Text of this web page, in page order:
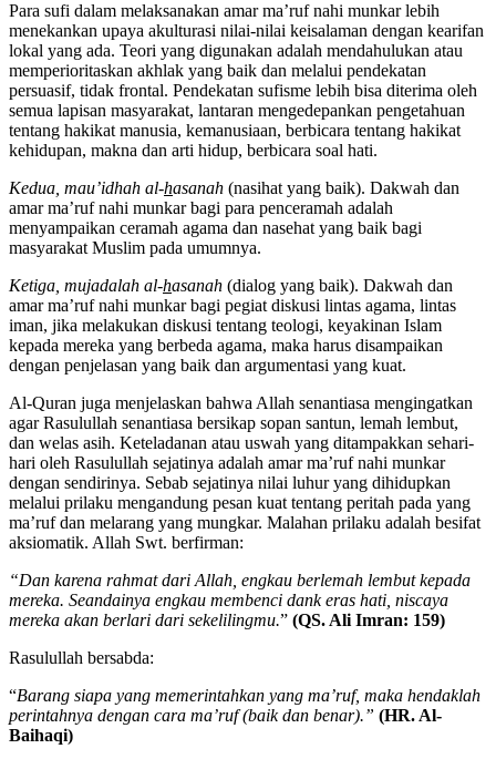
Para sufi dalam melaksanakan amar ma’ruf nahi munkar lebih
menekankan upaya akulturasi nilai-nilai keisalaman dengan kearifan
lokal yang ada. Teori yang digunakan adalah mendahulukan atau
memperioritaskan akhlak yang baik dan melalui pendekatan
persuasif, tidak frontal. Pendekatan sufisme lebih bisa diterima oleh
semua lapisan masyarakat, lantaran mengedepankan pengetahuan
tentang hakikat manusia, kemanusiaan, berbicara tentang hakikat
kehidupan, makna dan arti hidup, berbicara soal hati.
Kedua, mau’idhah al-hasanah (nasihat yang baik). Dakwah dan
amar ma’ruf nahi munkar bagi para penceramah adalah
menyampaikan ceramah agama dan nasehat yang baik bagi
masyarakat Muslim pada umumnya.
Ketiga, mujadalah al-hasanah (dialog yang baik). Dakwah dan
amar ma’ruf nahi munkar bagi pegiat diskusi lintas agama, lintas
iman, jika melakukan diskusi tentang teologi, keyakinan Islam
kepada mereka yang berbeda agama, maka harus disampaikan
dengan penjelasan yang baik dan argumentasi yang kuat.
Al-Quran juga menjelaskan bahwa Allah senantiasa mengingatkan
agar Rasulullah senantiasa bersikap sopan santun, lemah lembut,
dan welas asih. Keteladanan atau uswah yang ditampakkan sehari-
hari oleh Rasulullah sejatinya adalah amar ma’ruf nahi munkar
dengan sendirinya. Sebab sejatinya nilai luhur yang dihidupkan
melalui prilaku mengandung pesan kuat tentang peritah pada yang
ma’ruf dan melarang yang mungkar. Malahan prilaku adalah besifat
aksiomatik. Allah Swt. berfirman:
“Dan karena rahmat dari Allah, engkau berlemah lembut kepada
mereka. Seandainya engkau membenci dank eras hati, niscaya
mereka akan berlari dari sekelilingmu.” (QS. Ali Imran: 159)
Rasulullah bersabda:
“Barang siapa yang memerintahkan yang ma’ruf, maka hendaklah
perintahnya dengan cara ma’ruf (baik dan benar).” (HR. Al-
Baihaqi)